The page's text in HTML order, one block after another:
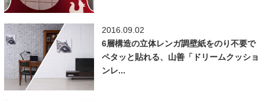
2016.09.02
6層構造の立体レンガ調壁紙をのり不要で
ペタッと貼れる、山善「ドリームクッショ
ンレ...